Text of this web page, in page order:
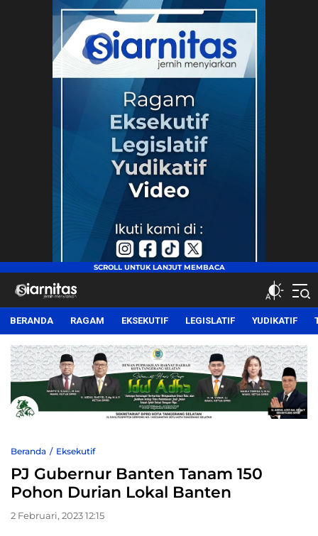
siarnitas
Jernih Menyiarkan
BERANDA RAGAM EKSEKUTIF LEGISLATIF YUDIKATIF
Beranda Eksekutif
PJ Gubernur Banten Tanam 150
Pohon Durian Lokal Banten
2 Februari, 2023 12:15